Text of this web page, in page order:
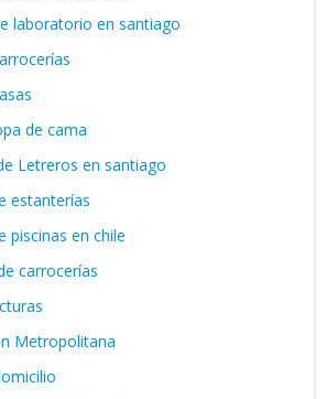
laboratorio en santiago
de cama
Letreros en santiago
estanterías
piscinas en chile
carrocerías
Metropolitana